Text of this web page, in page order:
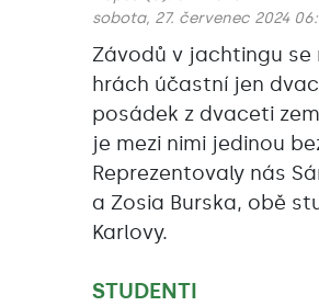
sobota, 27. červenec 2024
Závodů v jachtingu se
hrách účastní jen
posádek z dvaceti
je mezi nimi jedinou
Reprezentovaly nás
a Zosia Burska, obě
Karlovy.
STUDENTI